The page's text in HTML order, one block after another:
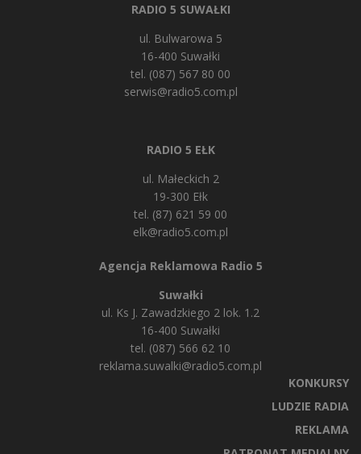
RADIO 5 SUWAŁKI
ul. Bulwarowa 5
16-400 Suwałki
tel. (087) 567 80 00
serwis@radio5.com.pl
RADIO 5 EŁK
ul. Małeckich 2
19-300 Ełk
tel. (87) 621 59 00
elk@radio5.com.pl
Agencja Reklamowa Radio 5
Suwałki
ul. Ks J. Zawadzkiego 2 lok. 1.2
16-400 Suwałki
tel. (087) 566 62 10
reklama.suwalki@radio5.com.pl
KONKURSY
LUDZIE RADIA
REKLAMA